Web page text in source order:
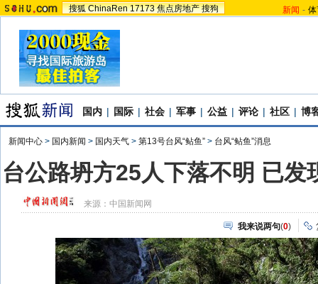
搜狐 ChinaRen 17173 焦点房地产 搜狗 新闻 -
国内 | 国际 | 社会 | 军事 | 公益 | 评论 | 社区 | 博
新闻中心 > 国内新闻 > 国内天气 > 第13号台风“鲇鱼” > 台风“鲇鱼”消息
台公路坍方25人下落不明 已发
来源： 中国新闻网
我来说两句(0)